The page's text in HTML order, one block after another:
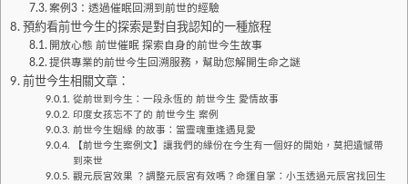
案例3：透過催眠回溯到前世的經驗
預約看前世今生的探索是對自我認知的一種旅程
開放心態 前世催眠 探索自身的前世今生故事
提供專業的前世今生回溯服務，幫助您解開生命之謎
前世今生相關文章：
從前世到今生：一段永恆的 前世今生 愛情故事
印度女孩忘不了的 前世今生 案例
前世今生姻緣 的故事：當靈魂重逢遇見愛
【前世今生案例文】讓我們的緣份在今生有一個好的開始，莫把遺憾帶
到來世
觀元辰宮效果 ？調整元辰宮有效嗎？命運自掌：小玉透過元辰宮找回生